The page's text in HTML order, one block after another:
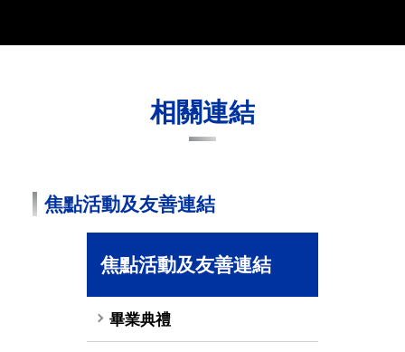
相關連結
焦點活動及友善連結
焦點活動及友善連結
畢業典禮